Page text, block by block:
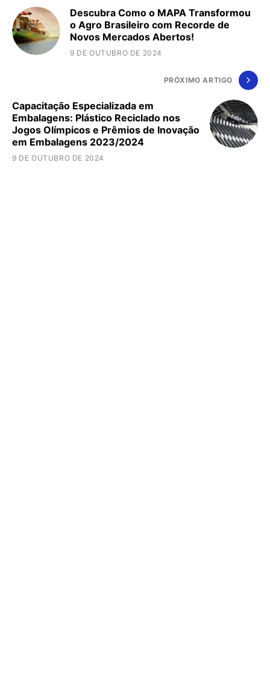
Descubra Como o MAPA Transformou
o Agro Brasileiro com Recorde de
Novos Mercados Abertos!
9 DE OUTUBRO DE 2024
PRÓXIMO ARTIGO
Capacitação Especializada em
Embalagens: Plástico Reciclado nos
Jogos Olímpicos e Prêmios de Inovação
em Embalagens 2023/2024
9 DE OUTUBRO DE 2024